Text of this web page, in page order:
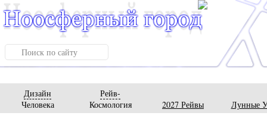
Дизайн
Человека
Рейв-
Космология
2027 Рейвы Лунные